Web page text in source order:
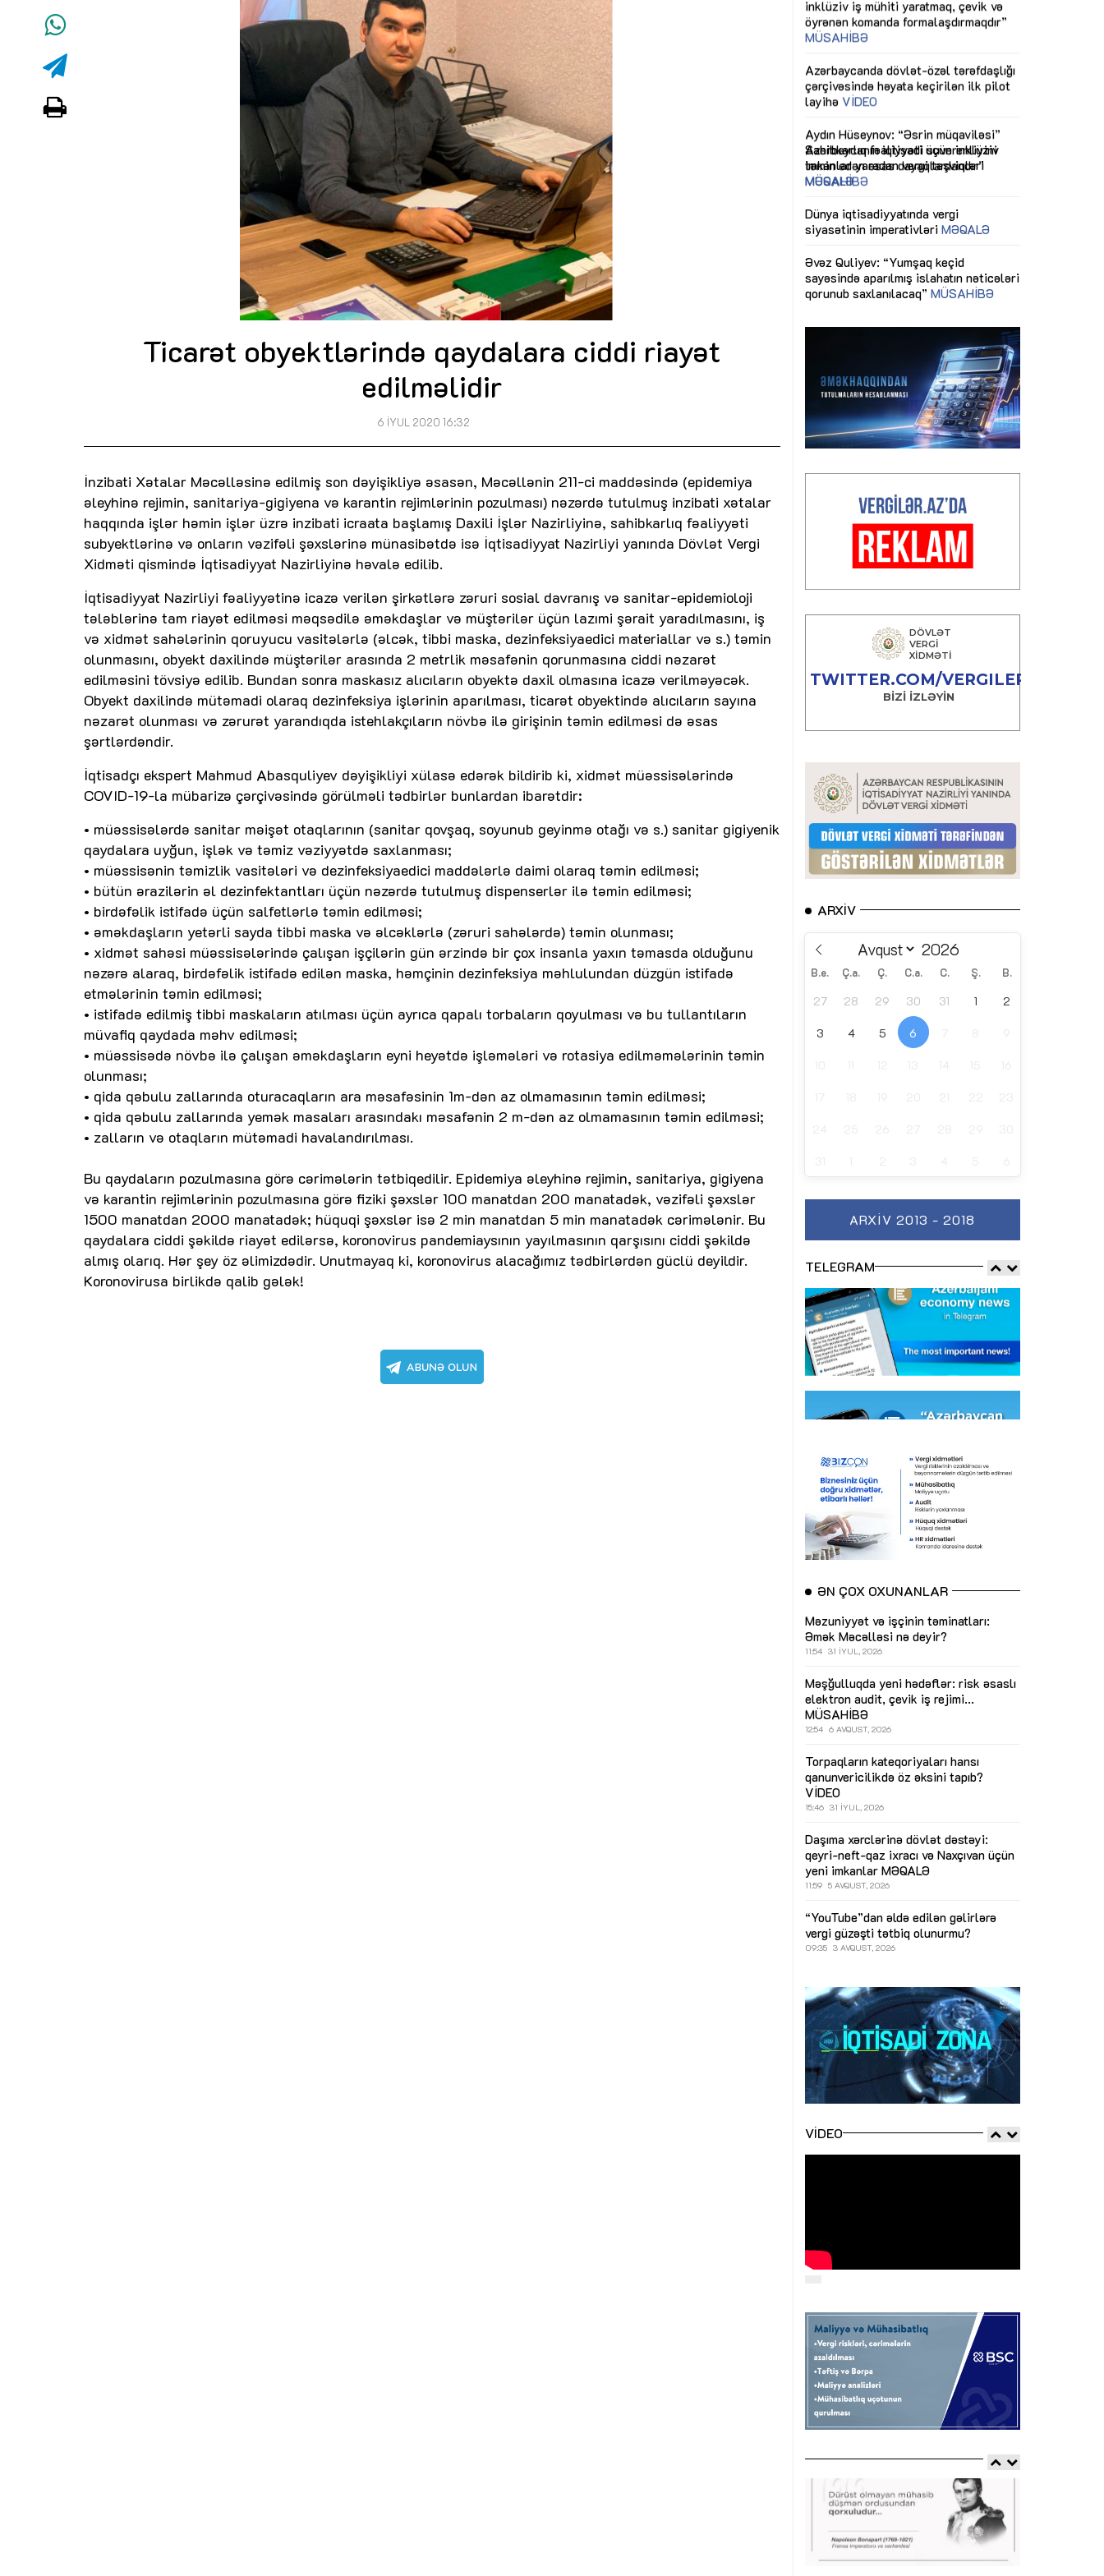
Ticarət obyektlərində qaydalara ciddi riayət
edilməlidir
6 İYUL 2020 16:32
İnzibati Xətalar Məcəlləsinə edilmiş son dəyişikliyə əsasən, Məcəllənin 211-ci maddəsində (epidemiya
əleyhinə rejimin, sanitariya-gigiyena və karantin rejimlərinin pozulması) nəzərdə tutulmuş inzibati xətalar
haqqında işlər həmin işlər üzrə inzibati icraata başlamış Daxili İşlər Nazirliyinə, sahibkarlıq fəaliyyəti
subyektlərinə və onların vəzifəli şəxslərinə münasibətdə isə İqtisadiyyat Nazirliyi yanında Dövlət Vergi
Xidməti qismində İqtisadiyyat Nazirliyinə həvalə edilib.
İqtisadiyyat Nazirliyi fəaliyyətinə icazə verilən şirkətlərə zəruri sosial davranış və sanitar-epidemioloji
tələblərinə tam riayət edilməsi məqsədilə əməkdaşlar və müştərilər üçün lazımi şərait yaradılmasını, iş
və xidmət sahələrinin qoruyucu vasitələrlə (əlcək, tibbi maska, dezinfeksiyaedici materiallar və s.) təmin
olunmasını, obyekt daxilində müştərilər arasında 2 metrlik məsafənin qorunmasına ciddi nəzarət
edilməsini tövsiyə edilib. Bundan sonra maskasız alıcıların obyektə daxil olmasına icazə verilməyəcək.
Obyekt daxilində mütəmadi olaraq dezinfeksiya işlərinin aparılması, ticarət obyektində alıcıların sayına
nəzarət olunması və zərurət yarandıqda istehlakçıların növbə ilə girişinin təmin edilməsi də əsas
şərtlərdəndir.
İqtisadçı ekspert Mahmud Abasquliyev dəyişikliyi xülasə edərək bildirib ki, xidmət müəssisələrində
COVID-19-la mübarizə çərçivəsində görülməli tədbirlər bunlardan ibarətdir:
• müəssisələrdə sanitar məişət otaqlarının (sanitar qovşaq, soyunub geyinmə otağı və s.) sanitar gigiyenik
qaydalara uyğun, işlək və təmiz vəziyyətdə saxlanması;
• müəssisənin təmizlik vasitələri və dezinfeksiyaedici maddələrlə daimi olaraq təmin edilməsi;
• bütün ərazilərin əl dezinfektantları üçün nəzərdə tutulmuş dispenserlər ilə təmin edilməsi;
• birdəfəlik istifadə üçün salfetlərlə təmin edilməsi;
• əməkdaşların yetərli sayda tibbi maska və əlcəklərlə (zəruri sahələrdə) təmin olunması;
• xidmət sahəsi müəssisələrində çalışan işçilərin gün ərzində bir çox insanla yaxın təmasda olduğunu
nəzərə alaraq, birdəfəlik istifadə edilən maska, həmçinin dezinfeksiya məhlulundan düzgün istifadə
etmələrinin təmin edilməsi;
• istifadə edilmiş tibbi maskaların atılması üçün ayrıca qapalı torbaların qoyulması və bu tullantıların
müvafiq qaydada məhv edilməsi;
• müəssisədə növbə ilə çalışan əməkdaşların eyni heyətdə işləmələri və rotasiya edilməmələrinin təmin
olunması;
• qida qəbulu zallarında oturacaqların ara məsafəsinin 1m-dən az olmamasının təmin edilməsi;
• qida qəbulu zallarında yemək masaları arasındakı məsafənin 2 m-dən az olmamasının təmin edilməsi;
• zalların və otaqların mütəmadi havalandırılması.
Bu qaydaların pozulmasına görə cərimələrin tətbiqedilir. Epidemiya əleyhinə rejimin, sanitariya, gigiyena
və karantin rejimlərinin pozulmasına görə fiziki şəxslər 100 manatdan 200 manatadək, vəzifəli şəxslər
1500 manatdan 2000 manatadək; hüquqi şəxslər isə 2 min manatdan 5 min manatadək cərimələnir. Bu
qaydalara ciddi şəkildə riayət edilərsə, koronovirus pandemiaysının yayılmasının qarşısını ciddi şəkildə
almış olarıq. Hər şey öz əlimizdədir. Unutmayaq ki, koronovirus alacağımız tədbirlərdən güclü deyildir.
Koronovirusa birlikdə qalib gələk!
Dünya iqtisadiyyatında vergi
siyasətinin imperativləri
MƏQALƏ
Əvəz Quliyev: “Yumşaq keçid
sayəsində aparılmış islahatın nəticələri
qorunub saxlanılacaq”MÜSAHİBƏ
Maliyyə planlaması prizmasında
büdcəyə baxışMƏQALƏ
Gülminə Məlikzadə: “Azərbaycan
Bacarıqlar Akseleratoru” ixtisaslaşmış
kadrların hazırlanmasını hədəfləyir”
Nicat İmanov: "Vergi qanunvericiliyinə
dəyişikliklər sahibkarlıq mühitinin
yaxşılaşdırılmasına xidmət edir"
MÜSAHİBƏ
Aytən Kərimova: “Məqsədimiz daha
inklüziv iş mühiti yaratmaq, çevik və
öyrənən komanda formalaşdırmaqdır”
MÜSAHİBƏ
Azərbaycanda dövlət-özəl tərəfdaşlığı
çərçivəsində həyata keçirilən ilk pilot
layihə
Aydın Hüseynov: “Əsrin müqaviləsi”
Azərbaycanın iqtisadi suverenliyini
təmin edən əsas dayaqlardandır”
MÜSAHİBƏ
Dünya iqtisadiyyatında vergi
siyasətinin imperativləriMƏQALƏ
Əvəz Quliyev: “Yumşaq keçid
sayəsində aparılmış islahatın nəticələri
qorunub saxlanılacaq” MÜSAHİBƏ
Maliyyə planlaması prizmasında
büdcəyə baxışMƏQALƏ
Gülminə Məlikzadə: “Azərbaycan
kadrların hazırlanmasını hədəfləyir”
ARXIV
B.e. Ç.a. Ç. C.a. C. Ş. B.
27 28 29 30 31 1 2
3 4 5 6
ARXIV 2013 - 2018
TELEGRAM
ƏN ÇOX OXUNANLAR
Məzuniyyət və işçinin təminatları:
Əmək Məcəlləsi nə deyir?
11:54 31 İYUL, 2026
Məşğulluqda yeni hədəflər: risk əsaslı
elektron audit, çevik iş rejimi...
MÜSAHİBƏ
12:54 6 AVQUST, 2026
Torpaqların kateqoriyaları hansı
qanunvericilikdə öz əksini tapıb?
VİDEO
15:46 31 İYUL, 2026
Daşıma xərclərinə dövlət dəstəyi:
qeyri-neft-qaz ixracı və Naxçıvan üçün
yeni imkanlar MƏQALƏ
11:59 5 AVQUST, 2026
“YouTube”dan əldə edilən gəlirlərə
vergi güzəşti tətbiq olunurmu?
09:35 3 AVQUST, 2026
VIDEO